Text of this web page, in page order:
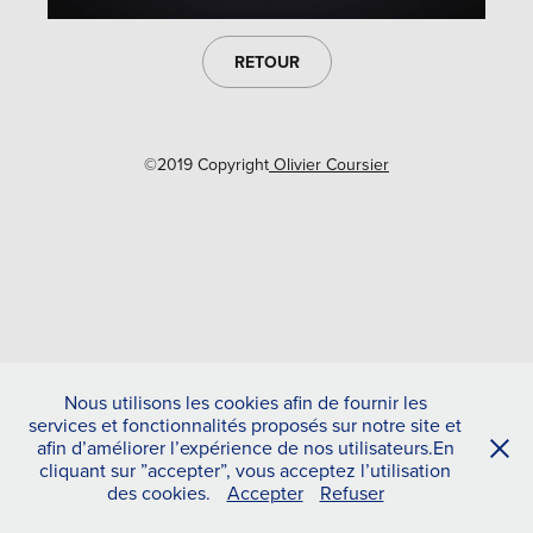
RETOUR
©2019 Copyright Olivier Coursier
Nous utilisons les cookies afin de fournir les
services et fonctionnalités proposés sur notre site et
afin d’améliorer l’expérience de nos utilisateurs.En
cliquant sur ”accepter”, vous acceptez l’utilisation
des cookies.
Accepter Refuser